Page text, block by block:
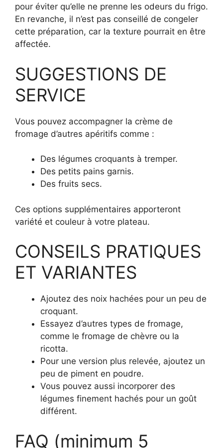
pour éviter qu’elle ne prenne les odeurs du frigo.
En revanche, il n’est pas conseillé de congeler
cette préparation, car la texture pourrait en être
affectée.
SUGGESTIONS DE
SERVICE
Vous pouvez accompagner la crème de
fromage d’autres apéritifs comme :
Des légumes croquants à tremper.
Des petits pains garnis.
Des fruits secs.
Ces options supplémentaires apporteront
variété et couleur à votre plateau.
CONSEILS PRATIQUES
ET VARIANTES
Ajoutez des noix hachées pour un peu de
croquant.
Essayez d’autres types de fromage,
comme le fromage de chèvre ou la
ricotta.
Pour une version plus relevée, ajoutez un
peu de piment en poudre.
Vous pouvez aussi incorporer des
légumes finement hachés pour un goût
différent.
FAQ (minimum 5